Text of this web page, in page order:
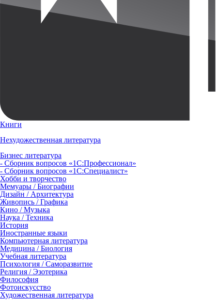
Книги
Нехудожественная литература
Бизнес литература
- Сборник вопросов «1С:Профессионал»
- Сборник вопросов «1С:Специалист»
Хобби и творчество
Мемуары / Биографии
Дизайн / Архитектура
Живопись / Графика
Кино / Музыка
Наука / Техника
История
Иностранные языки
Компьютерная литература
Медицина / Биология
Учебная литература
Психология / Саморазвитие
Религия / Эзотерика
Философия
Фотоискусство
Художественная литература